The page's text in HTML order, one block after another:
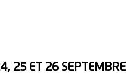
25 ET 26 SEPTEMBRE